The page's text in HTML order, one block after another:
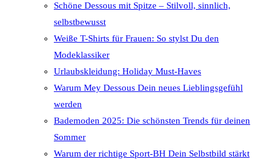
Schöne Dessous mit Spitze – Stilvoll, sinnlich,
selbstbewusst
Weiße T-Shirts für Frauen: So stylst Du den
Modeklassiker
Urlaubskleidung: Holiday Must-Haves
Warum Mey Dessous Dein neues Lieblingsgefühl
werden
Bademoden 2025: Die schönsten Trends für deinen
Sommer
Warum der richtige Sport-BH Dein Selbstbild stärkt